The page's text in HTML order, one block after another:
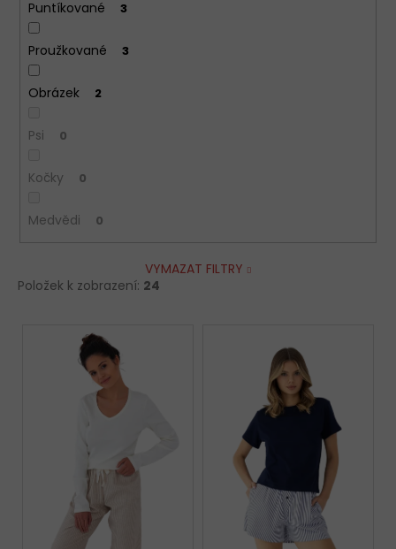
Puntíkované 3
Proužkované 3
Obrázek 2
Psi 0
Kočky 0
Medvědi 0
VYMAZAT FILTRY
Položek k zobrazení: 24